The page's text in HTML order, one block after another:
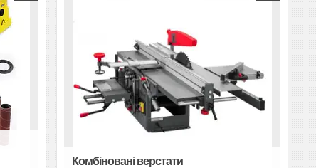
Комбіновані верстати